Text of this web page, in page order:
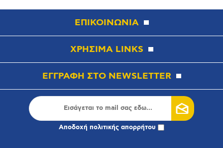
ΕΠΙΚΟΙΝΩΝΙΑ
ΧΡΗΣΙΜΑ LINKS
ΕΓΓΡΑΦΗ ΣΤΟ NEWSLETTER
Αποδοχή πολιτικής απορρήτου